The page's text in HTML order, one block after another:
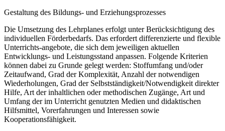
Gestaltung des Bildungs- und Erziehungsprozesses
Die Umsetzung des Lehrplanes erfolgt unter Berücksichtigung des
individuellen Förderbedarfs. Das erfordert differenzierte und flexible
Unterrichts-angebote, die sich dem jeweiligen aktuellen
Entwicklungs- und Leistungsstand anpassen. Folgende Kriterien
können dabei zu Grunde gelegt werden: Stoffumfang und/oder
Zeitaufwand, Grad der Komplexität, Anzahl der notwendigen
Wiederholungen, Grad der Selbstständigkeit/Notwendigkeit direkter
Hilfe, Art der inhaltlichen oder methodischen Zugänge, Art und
Umfang der im Unterricht genutzten Medien und didaktischen
Hilfsmittel, Vorerfahrungen und Interessen sowie
Kooperationsfähigkeit.